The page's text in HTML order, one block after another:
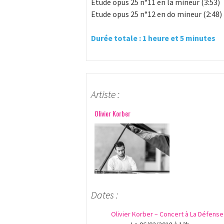
Etude opus 25 n°12 en do mineur (2:48)
Durée totale : 1 heure et 5 minutes
Artiste :
Olivier Korber
Dates :
Olivier Korber – Concert à La